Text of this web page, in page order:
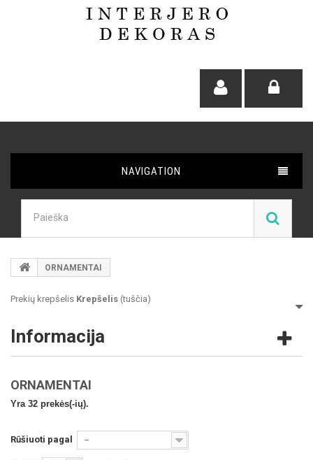
NAVIGATION
ORNAMENTAI
Prekių krepšelis Krepšelis (tuščia)
Informacija
ORNAMENTAI
Yra 32 prekės(-ių).
Rūšiuoti pagal --